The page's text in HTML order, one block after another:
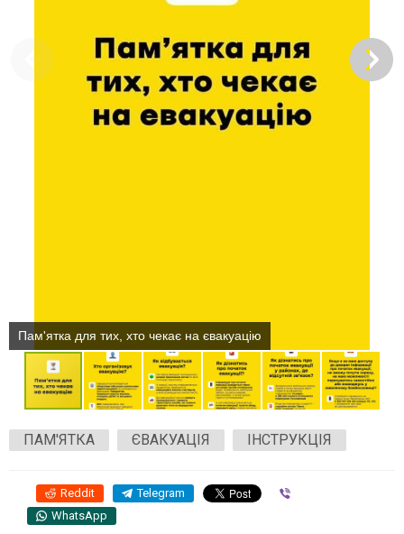
Пам'ятка для тих, хто чекає на євакуацію
ПАМ'ЯТКА ЄВАКУАЦІЯ ІНСТРУКЦІЯ
Reddit Telegram
WhatsApp